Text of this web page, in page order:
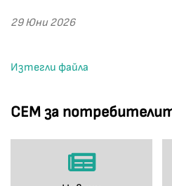
СЕМ за
29 Юни 2026
Изтегли файла